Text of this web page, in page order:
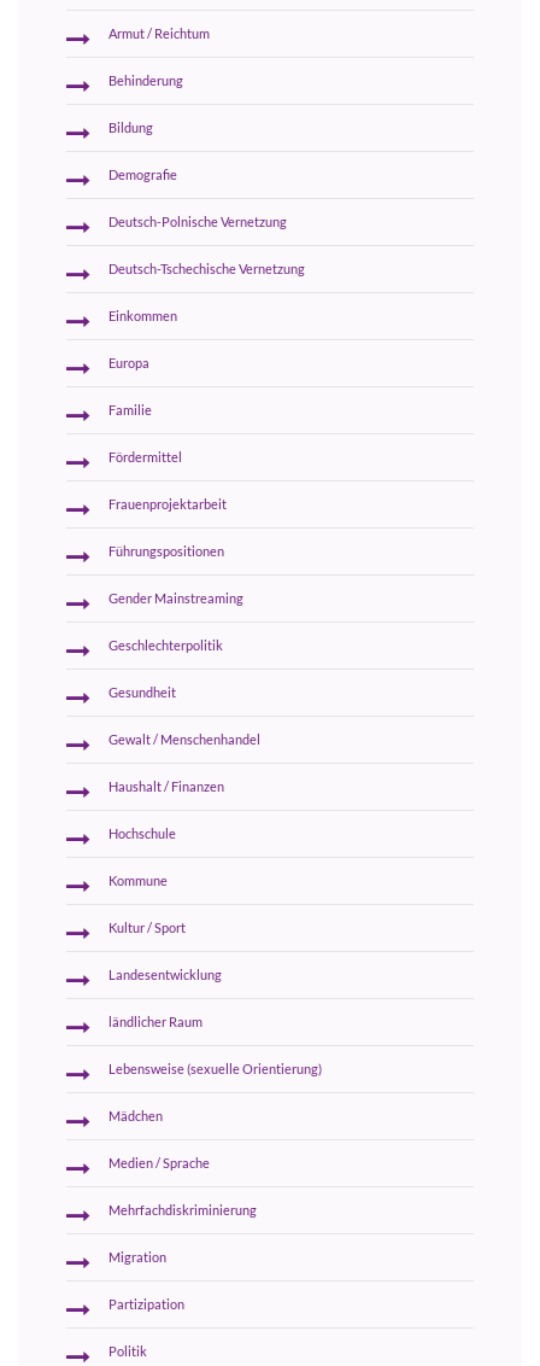
Armut / Reichtum
Behinderung
Bildung
Demografie
Deutsch-Polnische Vernetzung
Deutsch-Tschechische Vernetzung
Einkommen
Europa
Familie
Fördermittel
Frauenprojektarbeit
Führungspositionen
Gender Mainstreaming
Geschlechterpolitik
Gesundheit
Gewalt / Menschenhandel
Haushalt / Finanzen
Hochschule
Kommune
Kultur / Sport
Landesentwicklung
ländlicher Raum
Lebensweise (sexuelle Orientierung)
Mädchen
Medien / Sprache
Mehrfachdiskriminierung
Migration
Partizipation
Politik